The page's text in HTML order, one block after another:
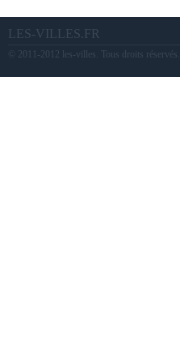
LES-VILLES.FR
© 2011-2012 les-villes. Tous droits réservés.